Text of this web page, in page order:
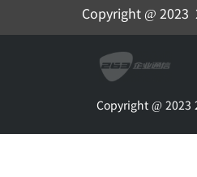
Copyright @ 2023
Copyright @